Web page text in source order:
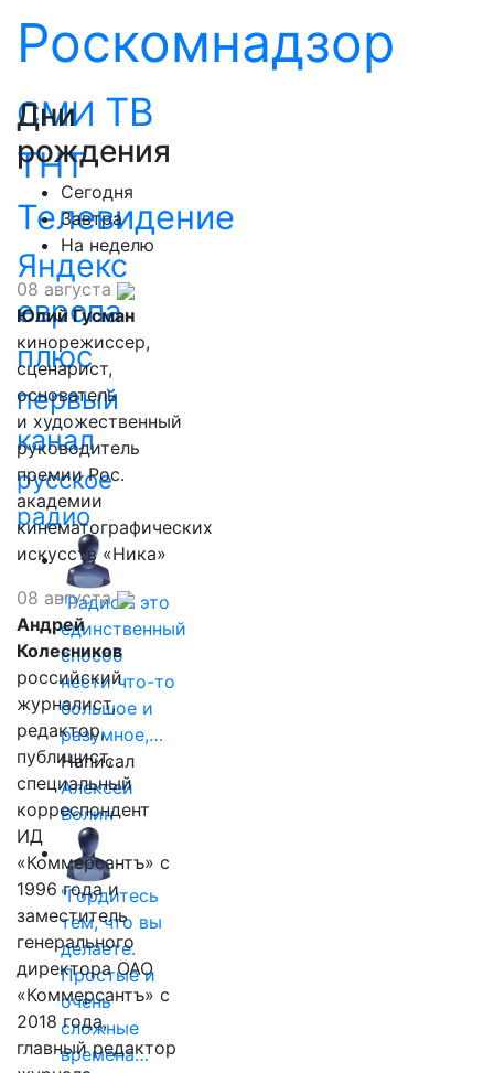
Роскомнадзор
СМИ ТВ
ТНТ
Телевидение
Яндекс
европа
плюс
первый
канал
русское
радио
"Радио - это
единственный
способ
нести что-то
большое и
разумное,…
Написал
Алексей
Волин
"Гордитесь
тем, что вы
делаете.
Простые и
очень
сложные
времена…
Дни
рождения
Сегодня
Завтра
На неделю
08 августа
Юлий Гусман
кинорежиссер,
сценарист,
основатель
и художественный
руководитель
премии Рос.
академии
кинематографических
искусств «Ника»
08 августа
Андрей
Колесников
российский
журналист,
редактор,
публицист,
специальный
корреспондент
ИД
«Коммерсантъ» с
1996 года и
заместитель
генерального
директора ОАО
«Коммерсантъ» с
2018 года,
главный редактор